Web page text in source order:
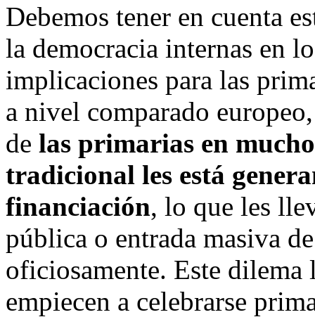
Debemos tener en cuenta
la democracia internas en
implicaciones para las
a nivel comparado
de las primarias en
tradicional les está
financiación, lo que les
pública o entrada masiva
oficiosamente. Este dilema
empiecen a celebrarse